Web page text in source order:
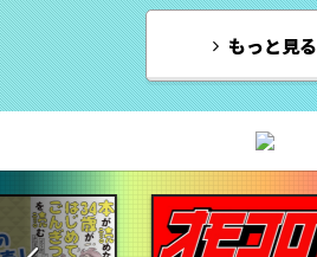
もっと見る